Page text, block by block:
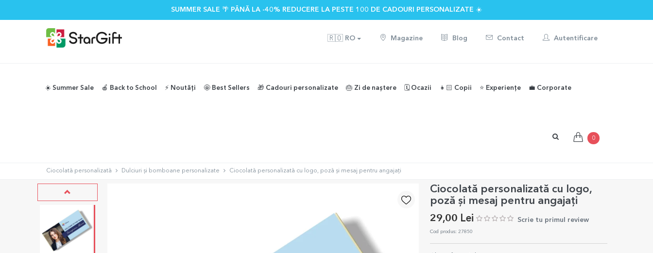
SUMMER SALE 🌴 PÂNĂ LA -40% REDUCERE LA PESTE 100 DE CADOURI PERSONALIZATE ☀️
🇷🇴 RO Magazine Blog Contact Autentificare
☀️ Summer Sale 🍎 Back to School ⚡️ Noutăți 🤩 Best Sellers 🎁 Cadouri personalizate 🎂 Zi de naștere 🗓️ Ocazii 👧🏻 Copii ⭐️ Experiențe 💼 Corporate
0
Ciocolată personalizată Dulciuri și bomboane personalizate Ciocolată personalizată cu logo, poză și mesaj pentru angajați
Ciocolată personalizată cu logo,
poză și mesaj pentru angajați
29,00 Lei Scrie tu primul review
Cod produs: 27850